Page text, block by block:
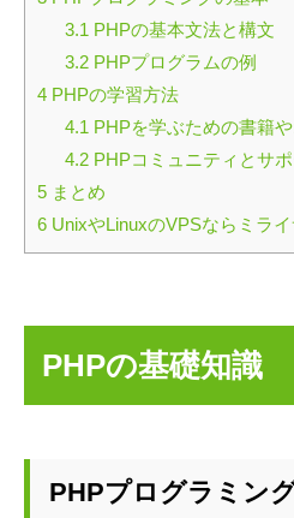
3.1PHPの基本文法と構文
3.2PHPプログラムの例
4 PHPの学習方法
4.1PHPを学ぶための書籍
4.2PHPコミュニティとサポ
5 まとめ
6 UnixやLinuxのVPSならミラ
PHPの基礎知識
PHPプログラミン